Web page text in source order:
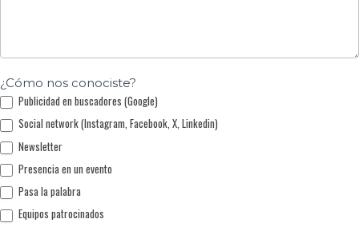
¿Cómo nos conociste?
Publicidad en buscadores (Google)
Social network (Instagram, Facebook, X, Linkedin)
Newsletter
Presencia en un evento
Pasa la palabra
Equipos patrocinados